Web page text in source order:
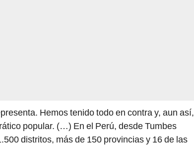
Hemos tenido todo en contra y, aun así,
popular. (…) En el Perú, desde Tumbes
distritos, más de 150 provincias y 16 de las